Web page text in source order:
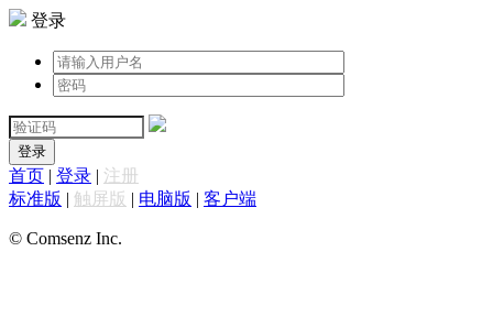
登录
登录
首页 | 登录 | 注册
标准版 | 触屏版 | 电脑版 | 客户端
© Comsenz Inc.